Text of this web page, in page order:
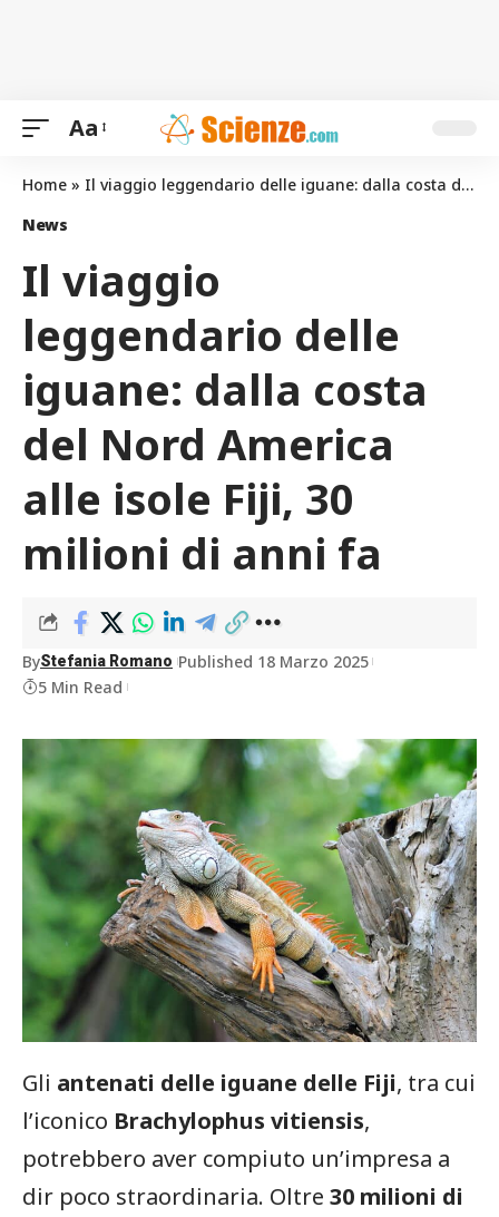
Aa
Home » Il viaggio leggendario delle iguane: dalla costa del Nord America alle isole Fiji, 30 milioni di anni fa
News
Il viaggio
leggendario delle
iguane: dalla costa
del Nord America
alle isole Fiji, 30
milioni di anni fa
ByStefania Romano Published 18 Marzo 2025
5 Min Read
Gli antenati delle iguane delle Fiji, tra cui
l’iconico Brachylophus vitiensis,
potrebbero aver compiuto un’impresa a
dir poco straordinaria. Oltre 30 milioni di